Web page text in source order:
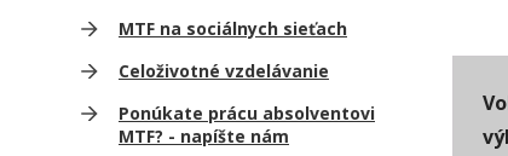
MTF na sociálnych sieťach
Celoživotné vzdelávanie
Ponúkate prácu absolventovi
MTF? - napíšte nám